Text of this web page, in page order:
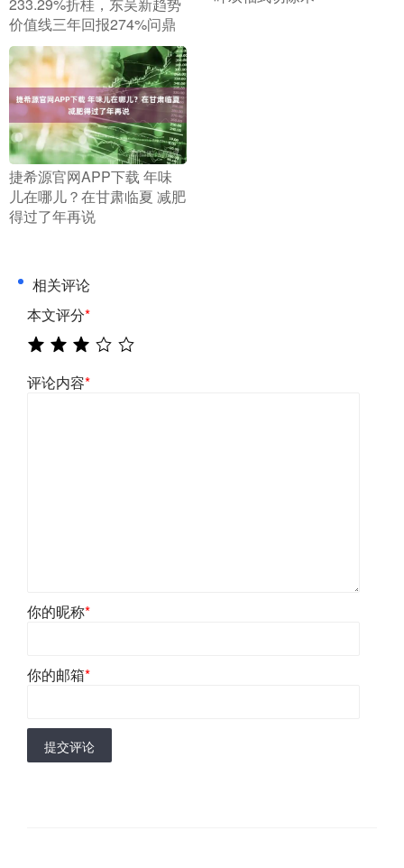
233.29%折桂，东吴新趋势
价值线三年回报274%问鼎
​捷希源官网APP下载 年味
儿在哪儿？在甘肃临夏 减肥
得过了年再说
相关评论
本文评分*
评论内容*
你的昵称*
你的邮箱*
提交评论